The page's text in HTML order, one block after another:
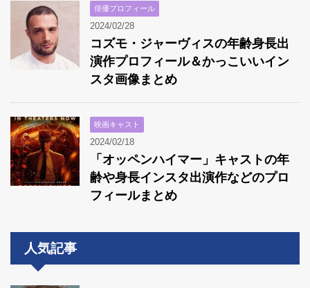
俳優プロフィール
2024/02/28
コズモ・ジャーヴィスの年齢身長出
演作プロフィール＆かっこいいイン
スタ画像まとめ
映画キャスト
2024/02/18
「オッペンハイマー」キャストの年
齢や身長インスタ出演作などのプロ
フィールまとめ
人気記事